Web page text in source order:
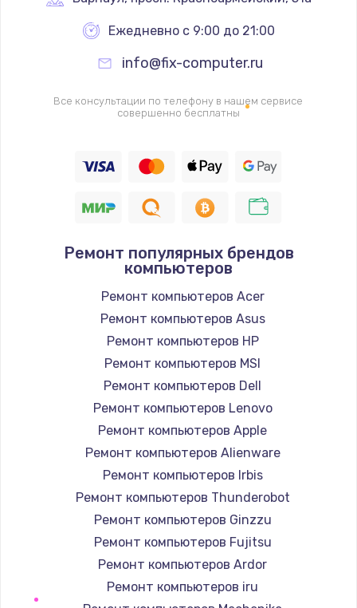
Замена термопредохранителя
Заказать
2500 руб.
1400 руб.
Заказать
Замена / ремонт электронного модуля
Заказать
Заказать
Замена платы сенсора
Заказать
Ежедневно с 9:00 до 21:00
info@fix-computer.ru
Все консультации по телефону в нашем сервисе
совершенно бесплатны
Ремонт популярных брендов
компьютеров
Ремонт компьютеров Acer
Ремонт компьютеров Asus
Ремонт компьютеров HP
Ремонт компьютеров MSI
Ремонт компьютеров Dell
Ремонт компьютеров Lenovo
Ремонт компьютеров Apple
Ремонт компьютеров Alienware
Ремонт компьютеров Irbis
Ремонт компьютеров Thunderobot
Ремонт компьютеров Ginzzu
Ремонт компьютеров Fujitsu
Ремонт компьютеров Ardor
Ремонт компьютеров iru